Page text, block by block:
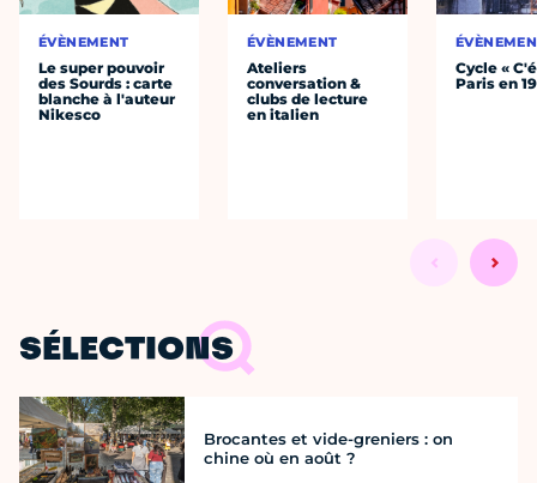
ÉVÈNEMENT
Le super pouvoir
des Sourds : carte
blanche à l'auteur
Nikesco
ÉVÈNEMENT
Ateliers
conversation &
clubs de lecture
en italien
Cycle «
Paris en
SÉLECTIONS
Brocantes et vide-greniers : on
chine où en août ?